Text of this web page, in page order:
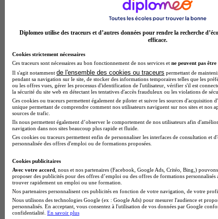
SFA
Aucun avis
Poitiers
Diplomeo utilise des traceurs et d’autres données pour rendre la recherche
efficace.
Cookies strictement nécessaires
Ces traceurs sont nécessaires au bon fonctionnement de nos services et ne peuvent pas être
Il s'agit notamment de l'ensemble des cookies ou traceurs permettant de
pendant sa navigation sur le site, de stocker des informations temporaires telles que les
ou les offres vues, gérer les processus d'identification de l'utilisateur, vérifier s'il est
la sécurité du site web en détectant les tentatives d'accès frauduleux ou les violations de
Ces cookies ou traceurs permettent également de piloter et suivre les sources d'acquisition
unique permettant de comprendre comment nos utilisateurs naviguent sur nos sites et nos
sources de trafic.
Ils nous permettent également d’observer le comportement de nos utilisateurs afin
navigation dans nos sites beaucoup plus rapide et fluide.
Ces cookies ou traceurs permettent enfin de personnaliser les interfaces de consultation et
personnalisée des offres d'emploi ou de formations proposées.
Cookies publicitaires
Avec votre accord , nous et nos partenaires (Facebook, Google Ads, Critéo, Bing,)
proposer des publicités pour des offres d’emploi ou des offres de formations
trouver rapidement un emploi ou une formation.
Nos partenaires personnalisent ces publicités en fonction de votre navigation, de votre
Nous utilisons des technologies Google (ex : Google Ads) pour mesurer l'audience et
personnalisés. En acceptant, vous consentez à l'utilisation de vos données par Google
confidentialité. En savoir plus